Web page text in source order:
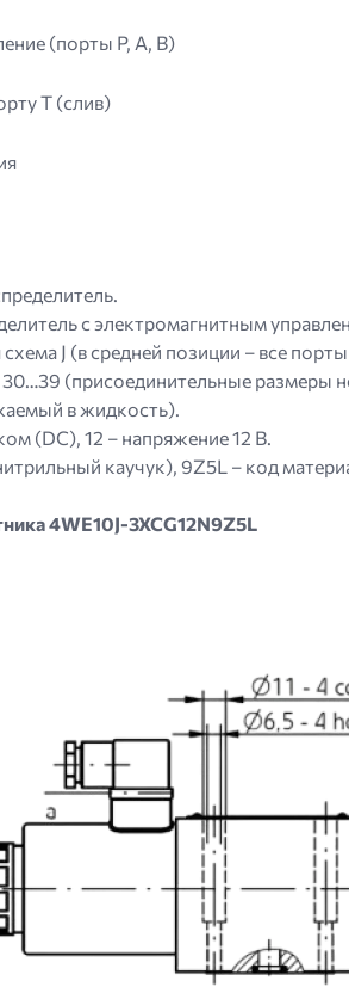
(порты P, A, B)
T (слив)
с электромагнитным
J (в средней позиции – все
(присоединительные размеры
в жидкость).
(DC), 12 – напряжение 12 В.
каучук), 9Z5L – код
4WE10J-3XCG12N9Z5L